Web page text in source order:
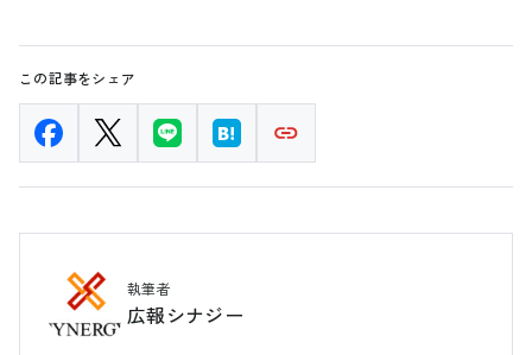
この記事をシェア
執筆者
広報シナジー